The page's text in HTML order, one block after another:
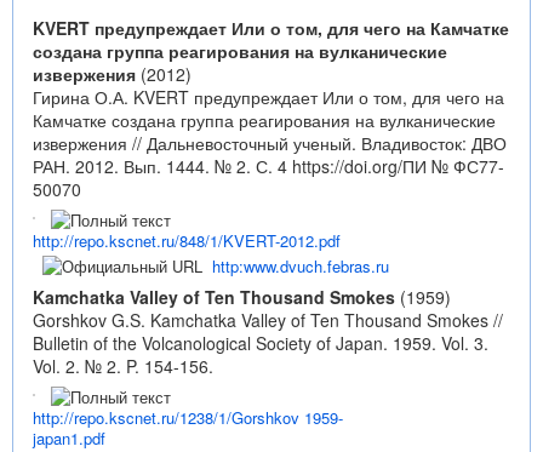
KVERT предупреждает Или о том, для чего на Камчатке
создана группа реагирования на вулканические
извержения (2012)
Гирина О.А. KVERT предупреждает Или о том, для чего на
Камчатке создана группа реагирования на вулканические
извержения // Дальневосточный ученый. Владивосток: ДВО
РАН. 2012. Вып. 1444. № 2. С. 4 https://doi.org/ПИ № ФС77-
50070
http://repo.kscnet.ru/848/1/KVERT-2012.pdf
http:www.dvuch.febras.ru
Kamchatka Valley of Ten Thousand Smokes (1959)
Gorshkov G.S. Kamchatka Valley of Ten Thousand Smokes //
Bulletin of the Volcanological Society of Japan. 1959. Vol. 3.
Vol. 2. № 2. P. 154-156.
http://repo.kscnet.ru/1238/1/Gorshkov 1959-
japan1.pdf